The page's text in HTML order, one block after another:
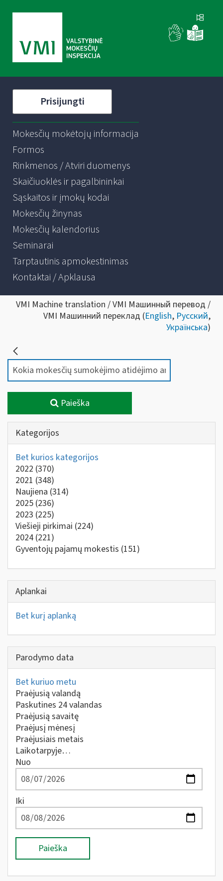
Prisijungti
Mokesčių mokėtojų informacija
Formos
Rinkmenos / Atviri duomenys
Skaičiuoklės ir pagalbininkai
Sąskaitos ir įmokų kodai
Mokesčių žinynas
Mokesčių kalendorius
Seminarai
Tarptautinis apmokestinimas
Kontaktai / Apklausa
VMI Machine translation / VMI Машинный перевод /
VMI Машинний переклад (English, Русский,
Українська)
Paieška
Kategorijos
Bet kurios kategorijos
2022 (370)
2021 (348)
Naujiena (314)
2025 (236)
2023 (225)
Viešieji pirkimai (224)
2024 (221)
Gyventojų pajamų mokestis (151)
Aplankai
Bet kurį aplanką
Parodymo data
Bet kuriuo metu
Praėjusią valandą
Paskutines 24 valandas
Praėjusią savaitę
Praėjusį mėnesį
Praėjusiais metais
Laikotarpyje…
Nuo
Iki
Paieška